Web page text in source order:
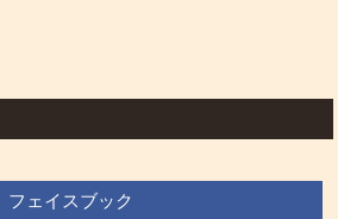
フェイスブック